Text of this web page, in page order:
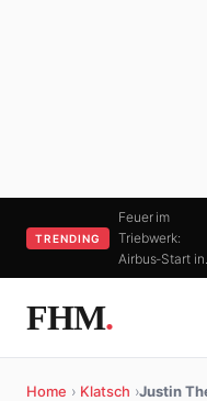
TRENDING
Feuer im
Triebwerk:
Airbus-Start
FHM.
Home › Klatsch ›Justin